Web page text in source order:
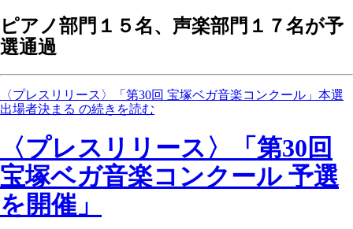
ピアノ部門１５名、声楽部門１７名が予
選通過
〈プレスリリース〉「第30回 宝塚ベガ音楽コンクール」本選
出場者決まる の続きを読む
〈プレスリリース〉「第30回
宝塚ベガ音楽コンクール 予選
を開催」